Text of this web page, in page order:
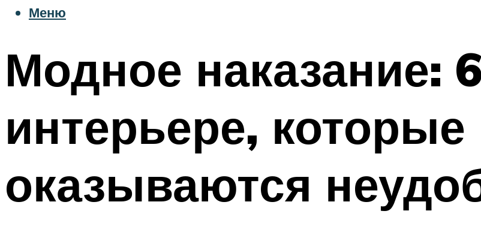
Меню
Модное наказание:
интерьере,
оказываются